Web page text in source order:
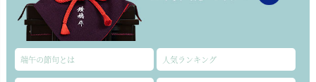
端午の節句とは 人気ランキング